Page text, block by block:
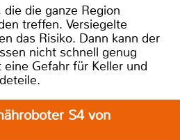
die ganze Region
treffen. Versiegelte
das Risiko. Dann kann der
nicht schnell genug
Gefahr für Keller und
S4 von